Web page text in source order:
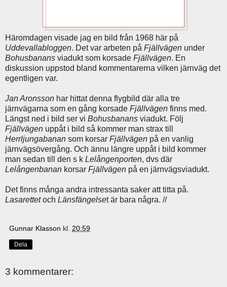
Häromdagen visade jag en bild från 1968 här på
Uddevallabloggen. Det var arbeten på Fjällvägen under
Bohusbanans viadukt som korsade Fjällvägen. En
diskussion uppstod bland kommentarerna vilken järnväg det
egentligen var.
Jan Aronsson har hittat denna flygbild där alla tre
järnvägarna som en gång korsade Fjällvägen finns med.
Längst ned i bild ser vi Bohusbanans viadukt. Följ
Fjällvägen uppåt i bild så kommer man strax till
Herrljungabanan som korsar Fjällvägen på en vanlig
järnvägsövergång. Och ännu längre uppåt i bild kommer
man sedan till den s k Lelångenporten, dvs där
Lelångenbanan korsar Fjällvägen på en järnvägsviadukt.
Det finns många andra intressanta saker att titta på.
Lasarettetoch Länsfängelset är bara några. //
Gunnar Klasson kl. 20:59
Dela
3 kommentarer: